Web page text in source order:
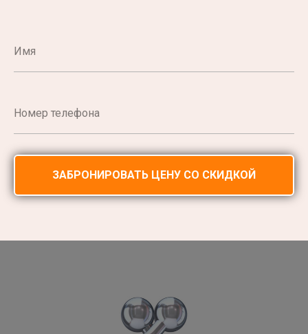
ЗАБРОНИРОВАТЬ ЦЕНУ СО СКИДКОЙ